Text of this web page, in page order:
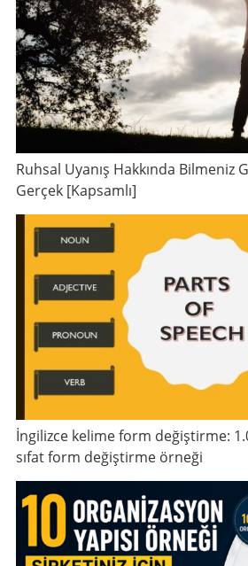
Ruhsal Uyanış Hakkında Bilmeniz
Gerçek [Kapsamlı]
İngilizce kelime form değiştirme:
sıfat form değiştirme örneği